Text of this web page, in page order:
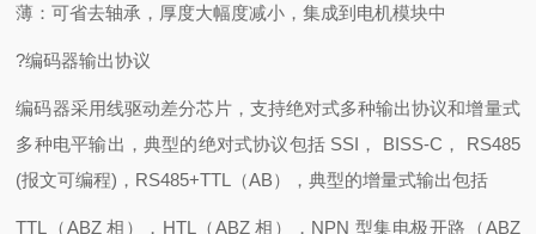
薄：可省去轴承，厚度大幅度减小，集成到电机模块中
?编码器输出协议
编码器采用线驱动差分芯片，支持绝对式多种输出协议和增量式
多种电平输出，典型的绝对式协议包括 SSI， BISS-C， RS485
(报文可编程)，RS485+TTL（AB），典型的增量式输出包括
TTL（ABZ 相），HTL（ABZ 相），NPN 型集电极开路（ABZ